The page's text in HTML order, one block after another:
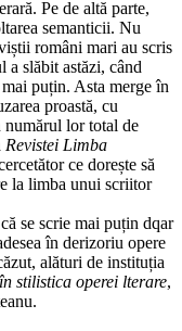
Pe de altă parte,
semanticii. Nu
români mari au scris
a slăbit astăzi, când
puțin. Asta merge în
proastă, cu
numărul lor total de
Revistei Limba
ce dorește să
la limba unui scriitor
se scrie mai puțin dqar
în derizoriu opere
alături de instituția
stilistica operei lterare,